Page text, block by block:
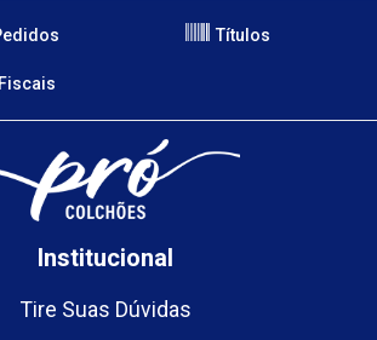
Títulos
Institucional
Tire Suas Dúvidas